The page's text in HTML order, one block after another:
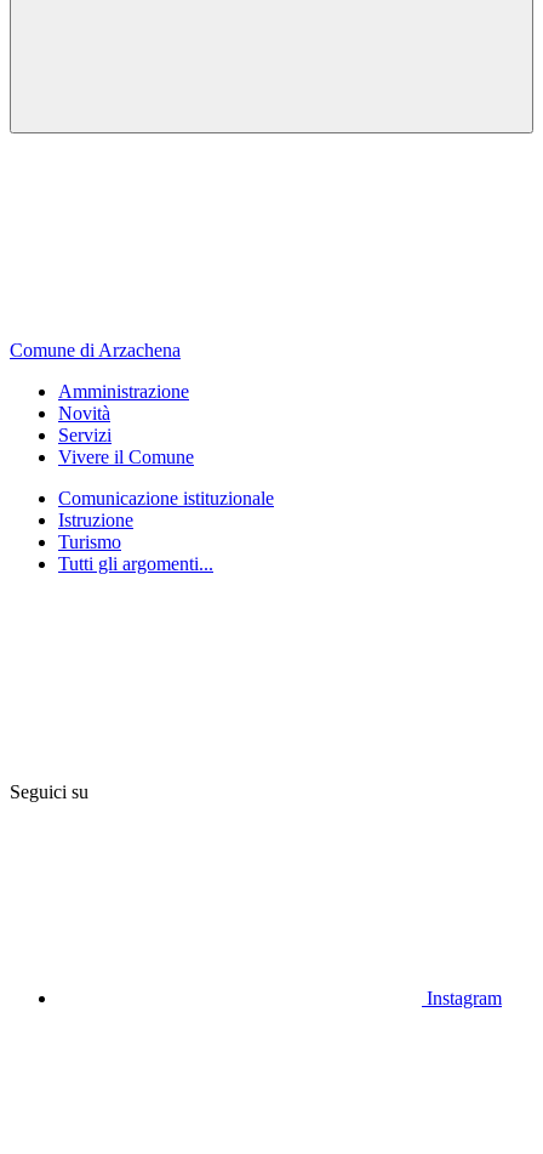
Comune di Arzachena
Amministrazione
Novità
Servizi
Vivere il Comune
Comunicazione istituzionale
Istruzione
Turismo
Tutti gli argomenti...
Seguici su
Instagram